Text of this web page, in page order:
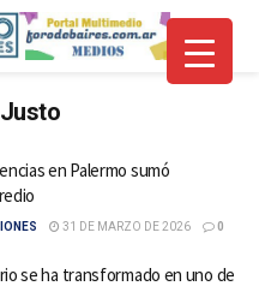
en Palermo sumó
31 DE MARZO DE 2026 0
se ha transformado en uno de